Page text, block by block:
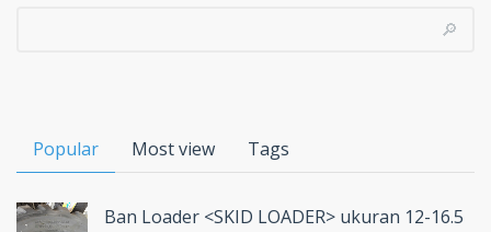
Popular Most view Tags
Ban Loader <SKID LOADER> ukuran 12-16.5